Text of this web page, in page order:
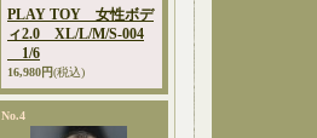
PLAY TOY 女性ボデ
ィ2.0 XL/L/M/S-004
1/6
16,980円(税込)
No.4